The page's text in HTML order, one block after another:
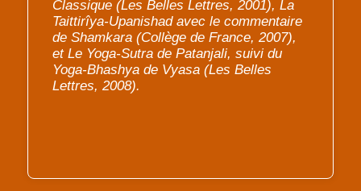
Classique (Les Belles Lettres, 2001), La
Taittirîya-Upanishad avec le commentaire
de Shamkara (Collège de France, 2007),
et Le Yoga-Sutra de Patanjali, suivi du
Yoga-Bhashya de Vyasa (Les Belles
Lettres, 2008).